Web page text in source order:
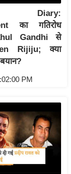
Diary:
का गतिरोध
Gandhi से
Rijiju; क्या
PM